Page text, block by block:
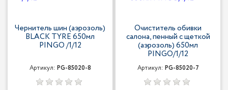
Чернитель шин (аэрозоль)
BLACK TYRE 650мл
PINGO /1/12
Артикул: PG-85020-8
Очиститель обивки
салона, пенный с щеткой
(аэрозоль) 650мл
PINGO/1/12
Артикул: PG-85020-7